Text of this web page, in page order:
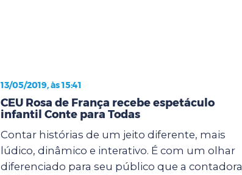
13/05/2019, às 15:41
CEU Rosa de França recebe espetáculo
infantil Conte para Todas
Contar histórias de um jeito diferente, mais
lúdico, dinâmico e interativo. É com um olhar
diferenciado para seu público que a contadora